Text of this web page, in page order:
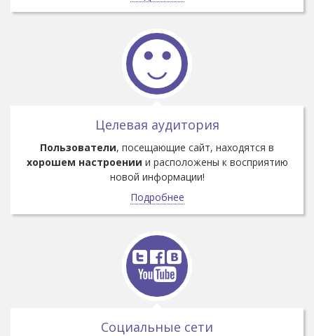
Целевая аудитория
Пользователи, посещающие сайт, находятся в
хорошем настроении и расположены к восприятию
новой информации!
Подробнее
Социальные сети